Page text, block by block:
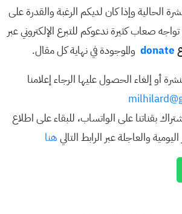
الحالية وإذا كان لديكم الرغبة والقدرة على
صعاب كثيرة ندعوكم للتبرع الإلكتروني عبر
donate والموجودة في نهاية كل مقال.
أو إلغاء الحصول عليها الرجاء إعلامنا
بقناتنا على الواتساب، للبقاء على اطلاع
والعاجلة عبر الرابط التالي هنا